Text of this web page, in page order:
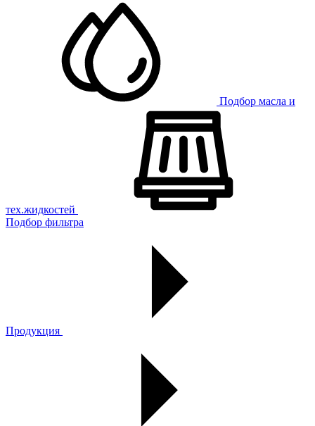
Подбор масла и
тех.жидкостей
Подбор фильтра
Продукция